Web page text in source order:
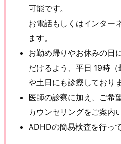
可能です。
お電話もしくはインター
ます。
お勤め帰りやお休みの日
だけるよう、平日 19時
や土日にも診療しておりま
医師の診察に加え、ご希
カウンセリングをご案内
ADHDの簡易検査を行っ